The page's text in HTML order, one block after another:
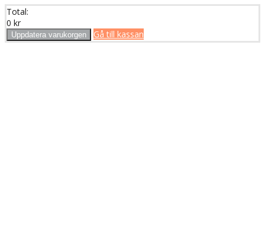
Total:
0 kr
Uppdatera varukorgen Gå till kassan